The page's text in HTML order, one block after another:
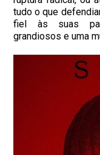
tudo o que
fiel às suas
grandiosos e uma